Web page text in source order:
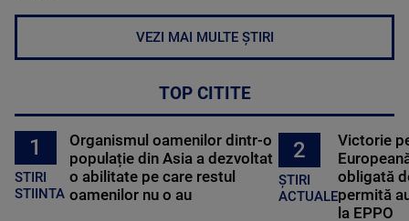
VEZI MAI MULTE ȘTIRI
TOP CITITE
1
STIRI
STIINTA
Organismul oamenilor dintr-o
populație din Asia a dezvoltat
o abilitate pe care restul
oamenilor nu o au
2
ȘTIRI
ACTUALE
Victorie
obligată
permită
la EPPO